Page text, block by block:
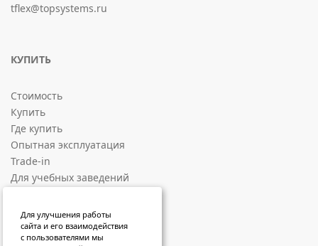
tflex@topsystems.ru
КУПИТЬ
Стоимость
Купить
Где купить
Опытная эксплуатация
Trade-in
Для учебных заведений
СОЦИАЛЬНЫЕ ПЛОЩАДКИ
Для улучшения работы
сайта и его взаимодействия
с пользователями мы